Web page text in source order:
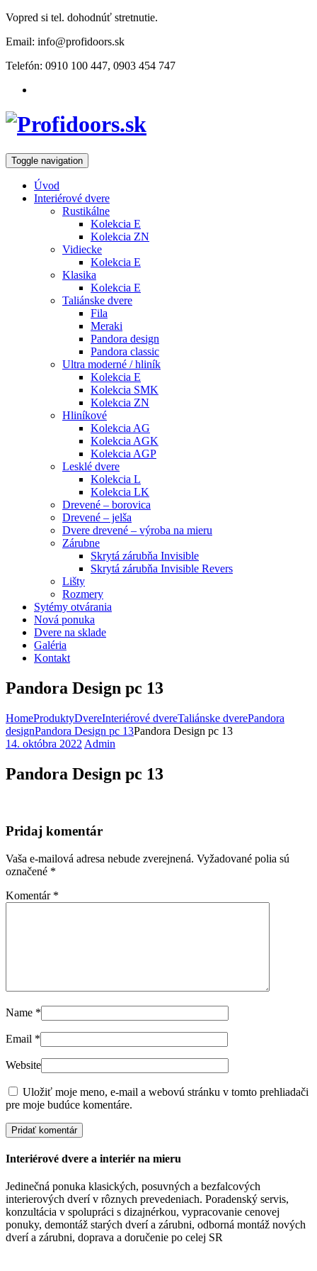
Vopred si tel. dohodnúť stretnutie.
Email: info@profidoors.sk
Telefón: 0910 100 447, 0903 454 747
Toggle navigation
Úvod
Interiérové dvere
Rustikálne
Kolekcia E
Kolekcia ZN
Vidiecke
Kolekcia E
Klasika
Kolekcia E
Taliánske dvere
Fila
Meraki
Pandora design
Pandora classic
Ultra moderné / hliník
Kolekcia E
Kolekcia SMK
Kolekcia ZN
Hliníkové
Kolekcia AG
Kolekcia AGK
Kolekcia AGP
Lesklé dvere
Kolekcia L
Kolekcia LK
Drevené – borovica
Drevené – jelša
Dvere drevené – výroba na mieru
Zárubne
Skrytá zárubňa Invisible
Skrytá zárubňa Invisible Revers
Lišty
Rozmery
Sytémy otvárania
Nová ponuka
Dvere na sklade
Galéria
Kontakt
Pandora Design pc 13
HomeProduktyDvereInteriérové dvereTaliánske dverePandora
designPandora Design pc 13Pandora Design pc 13
14. októbra 2022 Admin
Pandora Design pc 13
Pridaj komentár
Vaša e-mailová adresa nebude zverejnená. Vyžadované polia sú
označené *
Komentár *
Name *
Email *
Website
Uložiť moje meno, e-mail a webovú stránku v tomto prehliadači
pre moje budúce komentáre.
Interiérové dvere a interiér na mieru
Jedinečná ponuka klasických, posuvných a bezfalcových
interierových dverí v rôznych prevedeniach. Poradenský servis,
konzultácia v spolupráci s dizajnérkou, vypracovanie cenovej
ponuky, demontáž starých dverí a zárubni, odborná montáž nových
dverí a zárubni, doprava a doručenie po celej SR